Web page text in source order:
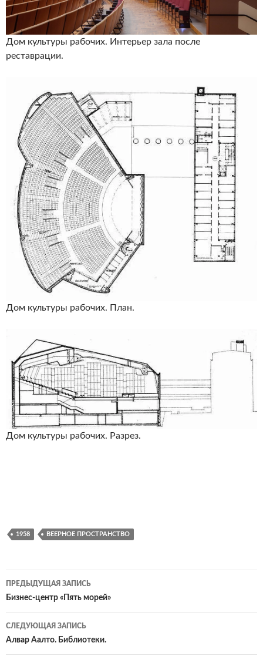
Дом культуры рабочих. Интерьер зала после
реставрации.
Дом культуры рабочих. План.
Дом культуры рабочих. Разрез.
1958 ВЕЕРНОЕ ПРОСТРАНСТВО
Навигация
по
записям
ПРЕДЫДУЩАЯ ЗАПИСЬ
Бизнес-центр «Пять морей»
СЛЕДУЮЩАЯ ЗАПИСЬ
Алвар Аалто. Библиотеки.